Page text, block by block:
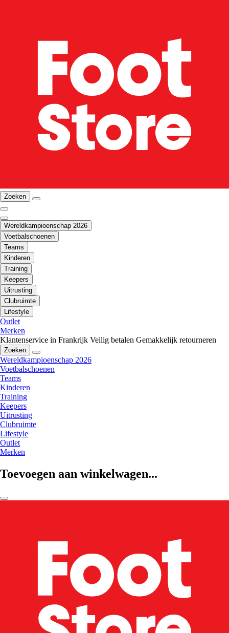
Zoeken
Wereldkampioenschap 2026
Voetbalschoenen
Teams
Kinderen
Training
Keepers
Uitrusting
Clubruimte
Lifestyle
Outlet
Merken
Klantenservice in Frankrijk Veilig betalen Gemakkelijk retourneren
Zoeken
Wereldkampioenschap 2026
Voetbalschoenen
Teams
Kinderen
Training
Keepers
Uitrusting
Clubruimte
Lifestyle
Outlet
Merken
Toevoegen aan winkelwagen...